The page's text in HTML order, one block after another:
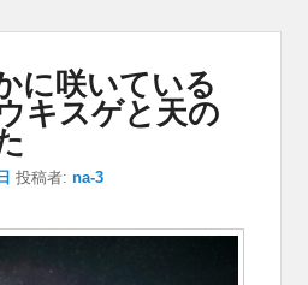
に咲いている
キスゲと天の
投稿者:na-3